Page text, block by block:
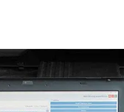
Dämpfungssystem vorne
Diagnoseschnittstelle
Diebstahlwarnanlage
Dynamiksteuerung